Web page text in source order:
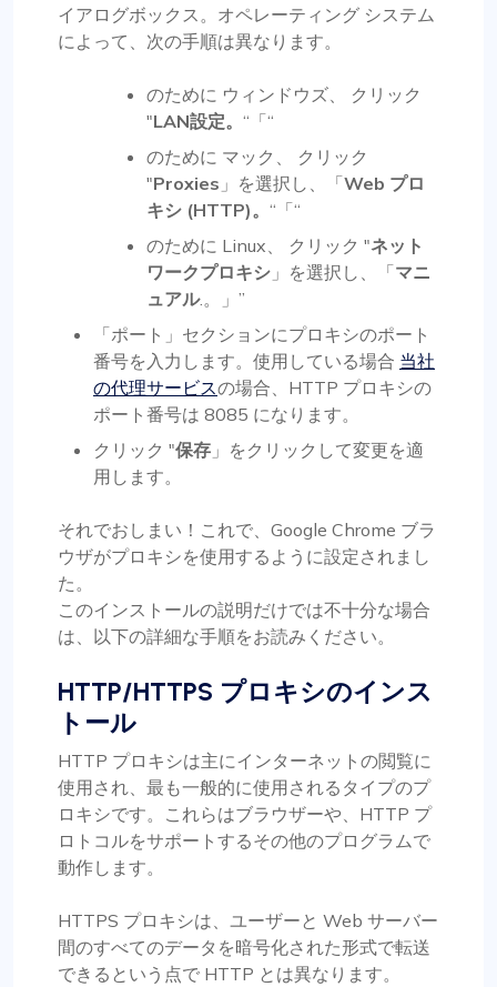
イアログボックス。オペレーティング システム
によって、次の手順は異なります。
のために ウィンドウズ 、 クリック
"LAN設定。 “「“
のために マック
、 クリック
"Proxies 」を選択し、「Web プロ
キシ (HTTP)。 “「“
のために Linux 、 クリック "ネット
ワークプロキシ 」を選択し、「マニ
ュアル.。」”
「ポート」セクションにプロキシのポート
番号を入力します。使用している場合 当社
の代理サービスの場合、HTTP プロキシの
ポート番号は 8085 になります。
クリック "保存 」をクリックして変更を適
用します。
それでおしまい！これで、Google Chrome ブラ
ウザがプロキシを使用するように設定されまし
た。
このインストールの説明だけでは不十分な場合
は、以下の詳細な手順をお読みください。
HTTP/HTTPS プロキシのインス
トール
HTTP プロキシは主にインターネットの閲覧に
使用され、最も一般的に使用されるタイプのプ
ロキシです。これらはブラウザーや、HTTP プ
ロトコルをサポートするその他のプログラムで
動作します。
HTTPS プロキシは、ユーザーと Web サーバー
間のすべてのデータを暗号化された形式で転送
できるという点で HTTP とは異なります。